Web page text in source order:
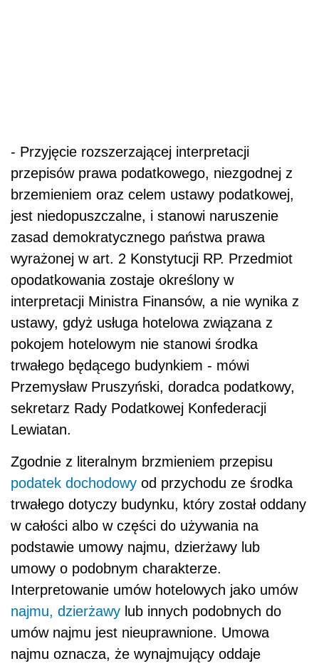
- Przyjęcie rozszerzającej interpretacji
przepisów prawa podatkowego, niezgodnej z
brzemieniem oraz celem ustawy podatkowej,
jest niedopuszczalne, i stanowi naruszenie
zasad demokratycznego państwa prawa
wyrażonej w art. 2 Konstytucji RP. Przedmiot
opodatkowania zostaje określony w
interpretacji Ministra Finansów, a nie wynika z
ustawy, gdyż usługa hotelowa związana z
pokojem hotelowym nie stanowi środka
trwałego będącego budynkiem - mówi
Przemysław Pruszyński, doradca podatkowy,
sekretarz Rady Podatkowej Konfederacji
Lewiatan.
Zgodnie z literalnym brzmieniem przepisu
podatek dochodowy od przychodu ze środka
trwałego dotyczy budynku, który został oddany
w całości albo w części do używania na
podstawie umowy najmu, dzierżawy lub
umowy o podobnym charakterze.
Interpretowanie umów hotelowych jako umów
najmu, dzierżawy lub innych podobnych do
umów najmu jest nieuprawnione. Umowa
najmu oznacza, że wynajmujący oddaje